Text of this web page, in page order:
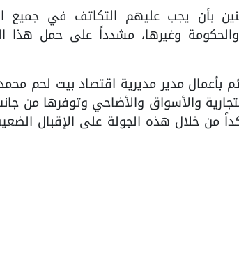
بأن يجب عليهم التكاتف في جميع
والحكومة وغيرها، مشدداً على حمل
بأعمال مدير مديرية اقتصاد بيت لحم
والأسواق والأضاحي وتوفرها من